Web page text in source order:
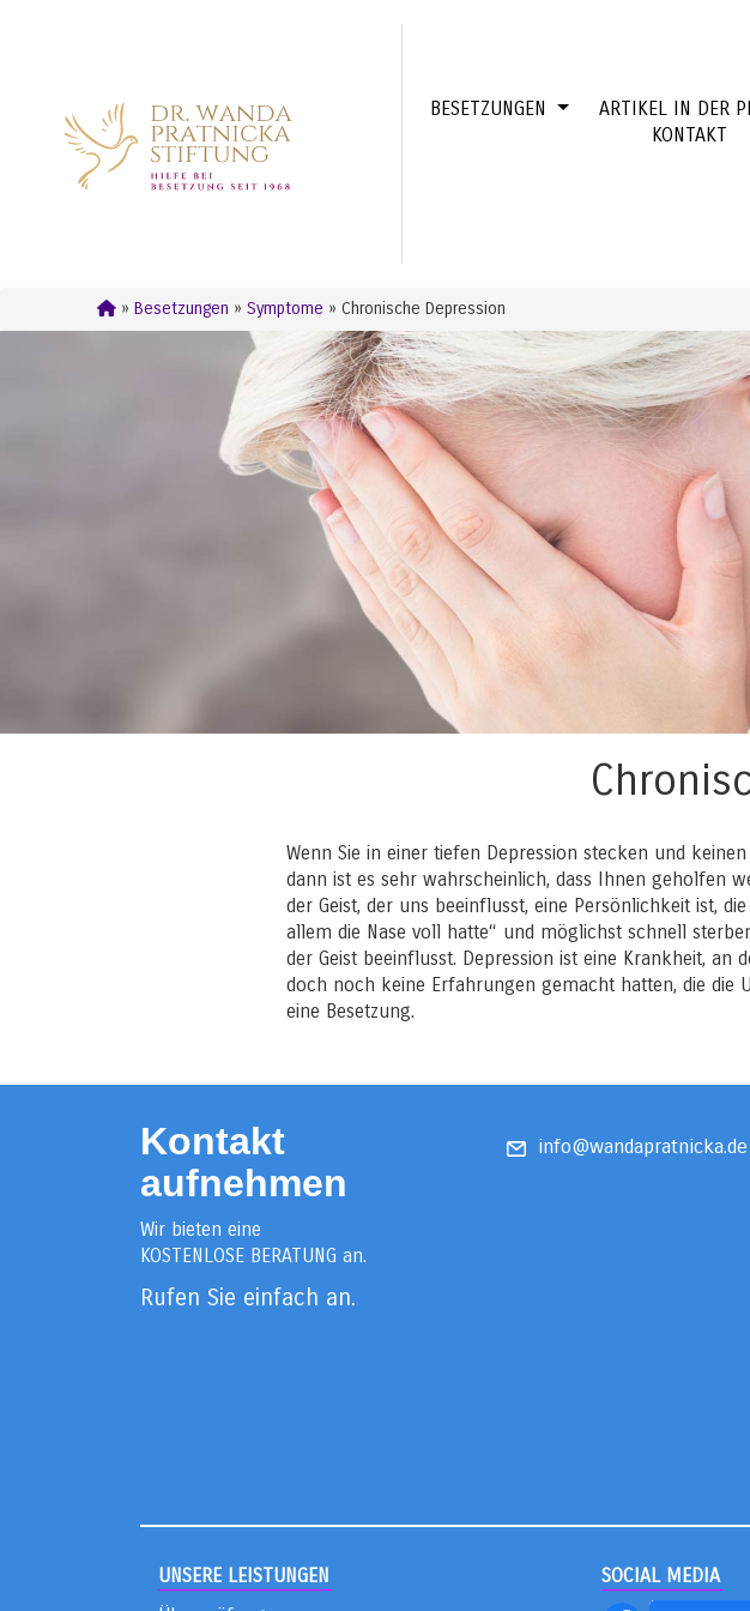
BESETZUNGEN ARTIKEL IN DER
KONTAKT
» Besetzungen » Symptome » Chronische Depression
Wenn Sie in einer tiefen Depression stecken und
dann ist es sehr wahrscheinlich, dass Ihnen geholfen
der Geist, der uns beeinflusst, eine Persönlichkeit ist,
allem die Nase voll hatte“ und möglichst schnell
der Geist beeinflusst. Depression ist eine Krankheit,
doch noch keine Erfahrungen gemacht hatten, die die
eine Besetzung.
Kontakt
aufnehmen
Wir bieten eine
KOSTENLOSE BERATUNG an.
Rufen Sie einfach an.
info@wandapratnicka.de
UNSERE LEISTUNGEN
SOCIAL MEDIA